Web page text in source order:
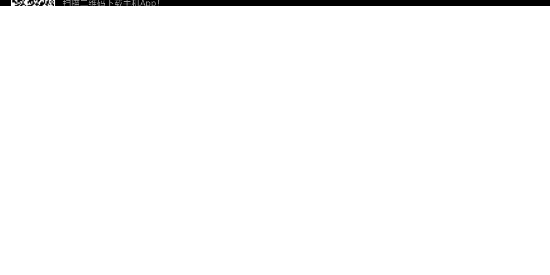
扫描二维码下载手机App！